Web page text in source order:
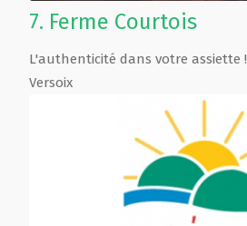
7. Ferme Courtois
L'authenticité dans votre assiette !
Versoix